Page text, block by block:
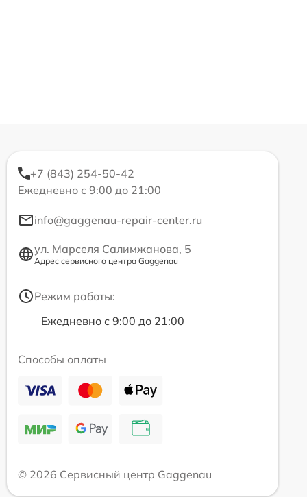
+7 (843) 254-50-42
Ежедневно с 9:00 до 21:00
info@gaggenau-repair-center.ru
ул. Марселя Салимжанова, 5
Адрес сервисного центра Gaggenau
Режим работы:
Ежедневно с 9:00 до 21:00
Способы оплаты
© 2026 Сервисный центр Gaggenau